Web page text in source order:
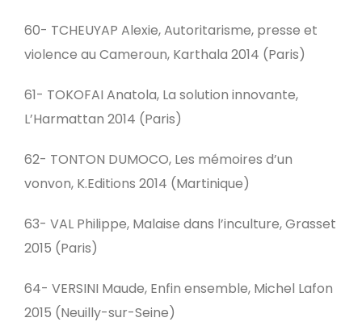
60- TCHEUYAP Alexie, Autoritarisme, presse et
violence au Cameroun, Karthala 2014 (Paris)
61- TOKOFAI Anatola, La solution innovante,
L’Harmattan 2014 (Paris)
62- TONTON DUMOCO, Les mémoires d’un
vonvon, K.Editions 2014 (Martinique)
63- VAL Philippe, Malaise dans l’inculture, Grasset
2015 (Paris)
64- VERSINI Maude, Enfin ensemble, Michel Lafon
2015 (Neuilly-sur-Seine)